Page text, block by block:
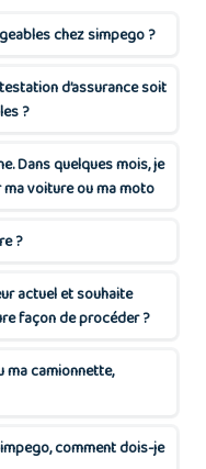
chez simpego ?
d’assurance soit
?
Dans quelques mois, je
voiture ou ma moto
?
actuel et souhaite
façon de procéder ?
ma camionnette,
comment dois-je